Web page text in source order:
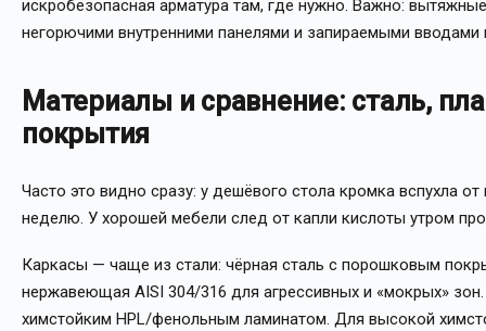
искробезопасная арматура там, где нужно. Важно:
негорючими внутренними панелями и запираемыми вводами
Материалы и сравнение: сталь,
покрытия
Часто это видно сразу: у дешёвого стола кромка вспухла
неделю. У хорошей мебели след от капли кислоты утром
Каркасы — чаще из стали: чёрная сталь с порошковым
нержавеющая AISI 304/316 для агрессивных и «мокрых»
химстойким HPL/фенольным ламинатом. Для высокой